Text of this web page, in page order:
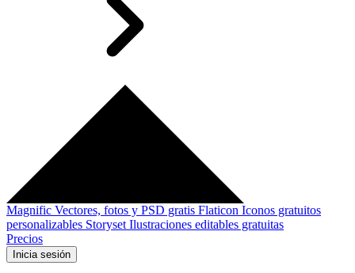
Magnific Vectores, fotos y PSD gratis Flaticon Iconos gratuitos
personalizables Storyset Ilustraciones editables gratuitas
Precios
Inicia sesión